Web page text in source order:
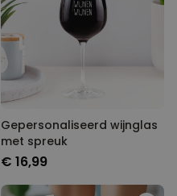
Gepersonaliseerd wijnglas
met spreuk
€ 16,99